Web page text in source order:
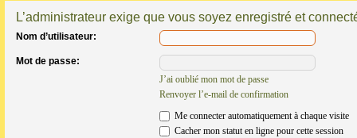
L’administrateur exige que vous soyez enregistré et
Nom d’utilisateur:
Mot de passe:
J’ai oublié mon mot de passe
Renvoyer l’e-mail de confirmation
Me connecter automatiquement à chaque visite
Cacher mon statut en ligne pour cette session